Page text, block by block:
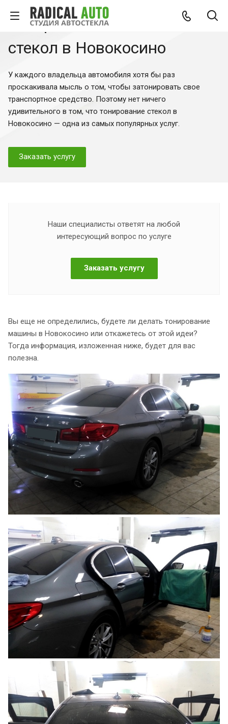
Тонировка автомобильных
стекол в Новокосино
У каждого владельца автомобиля хотя бы раз
проскакивала мысль о том, чтобы затонировать свое
транспортное средство. Поэтому нет ничего
удивительного в том, что тонирование стекол в
Новокосино — одна из самых популярных услуг.
Заказать услугу
Наши специалисты ответят на любой
интересующий вопрос по услуге
Заказать услугу
Вы еще не определились, будете ли делать тонирование
машины в Новокосино или откажетесь от этой идеи?
Тогда информация, изложенная ниже, будет для вас
полезна.